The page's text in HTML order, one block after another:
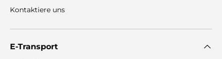
Kontaktiere uns
E-Transport